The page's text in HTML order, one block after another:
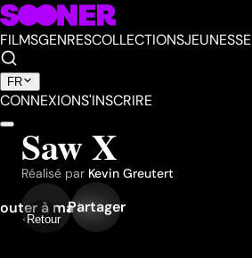
FILMSGENRESCOLLECTIONSJEUNESSE
FR
CONNEXIONS'INSCRIRE
Retour
Saw X
Réalisé par Kevin Greutert
à ma liste
Partager